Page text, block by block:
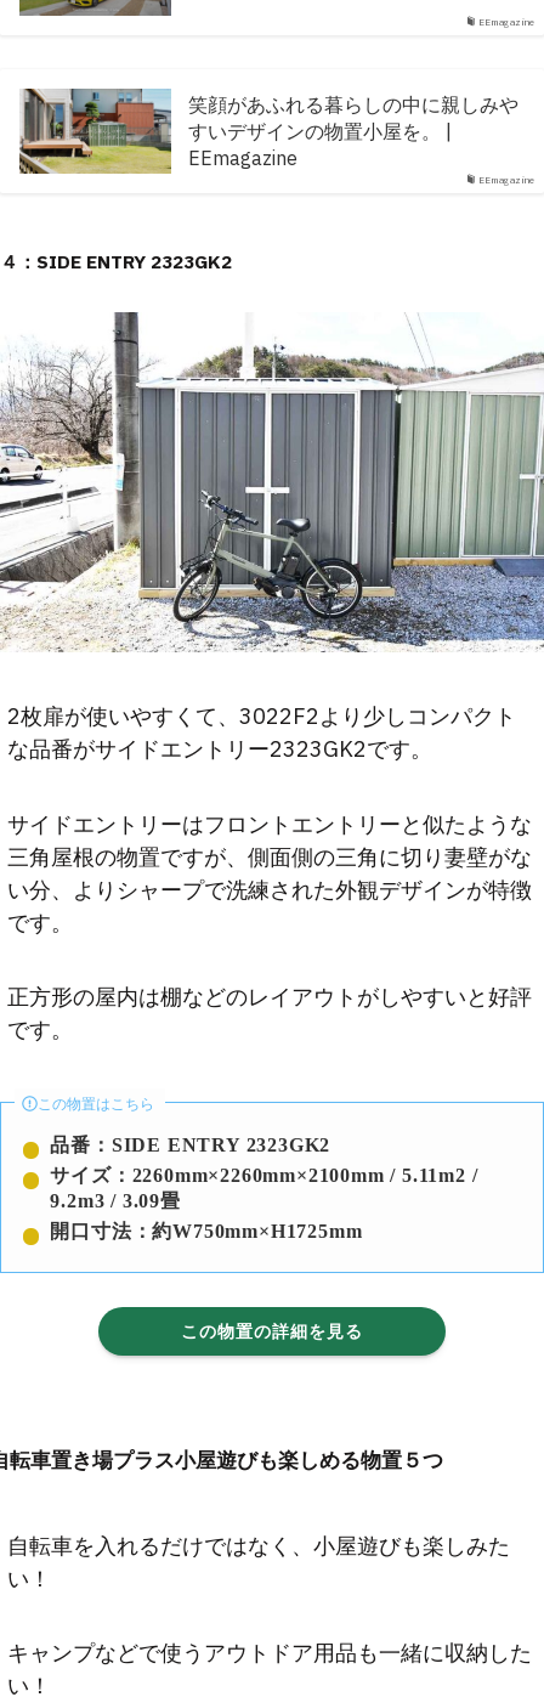
EEmagazine
EEmagazine
笑顔があふれる暮らしの中に親しみや
すいデザインの物置小屋を。 |
EEmagazine
４：SIDE ENTRY 2323GK2
2枚扉が使いやすくて、3022F2より少しコンパクト
な品番がサイドエントリー2323GK2です。
サイドエントリーはフロントエントリーと似たような
三角屋根の物置ですが、側面側の三角に切り妻壁がな
い分、よりシャープで洗練された外観デザインが特徴
です。
正方形の屋内は棚などのレイアウトがしやすいと好評
です。
この物置はこちら
品番：SIDE ENTRY 2323GK2
サイズ：2260mm×2260mm×2100mm / 5.11m2 /
9.2m3 / 3.09畳
開口寸法：約W750mm×H1725mm
この物置の詳細を見る
転車置き場プラス小屋遊びも楽しめる物置５つ
自転車を入れるだけではなく、小屋遊びも楽しみた
い！
キャンプなどで使うアウトドア用品も一緒に収納した
い！